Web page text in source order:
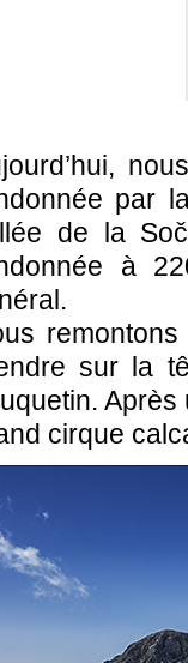
par
de la
à
sur la
cirque